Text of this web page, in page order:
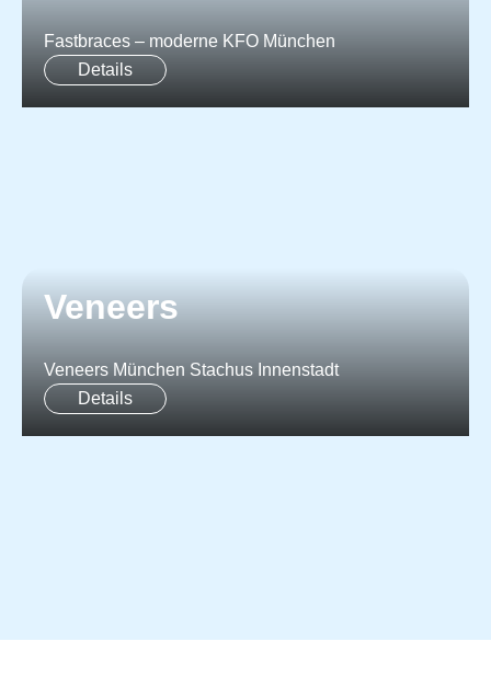
Fastbraces – moderne KFO München
Details
Veneers
Veneers München Stachus Innenstadt
Details